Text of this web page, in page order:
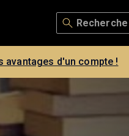
avantages d'un compte !